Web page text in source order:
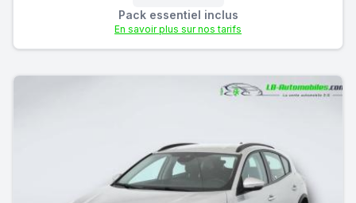
Pack essentiel inclus
En savoir plus sur nos tarifs